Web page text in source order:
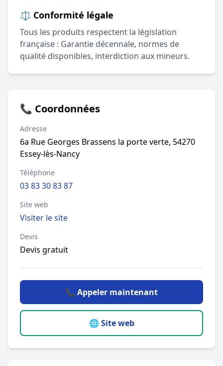
⚖️ Conformité légale
Tous les produits respectent la législation
française : Garantie décennale, normes de
qualité disponibles, interdiction aux mineurs.
📞 Coordonnées
Adresse
6a Rue Georges Brassens la porte verte, 54270
Essey-lès-Nancy
Téléphone
03 83 30 83 87
Site web
Visiter le site
Devis
Devis gratuit
📞 Appeler maintenant
🌐 Site web